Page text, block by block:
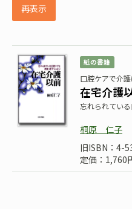
再表示
紙の書籍
口腔ケアで介
在宅介護
忘れられてい
桐原 仁子
旧ISBN：4-
定価：1,760